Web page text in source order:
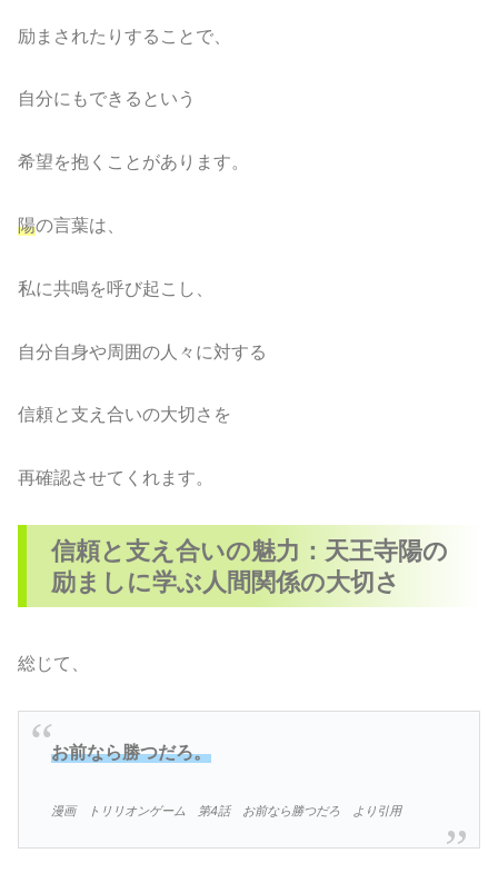
励まされたりすることで、
自分にもできるという
希望を抱くことがあります。
陽の言葉は、
私に共鳴を呼び起こし、
自分自身や周囲の人々に対する
信頼と支え合いの大切さを
再確認させてくれます。
信頼と支え合いの魅力：天王寺陽の
励ましに学ぶ人間関係の大切さ
総じて、
お前なら勝つだろ。
漫画 トリリオンゲーム 第4話 お前なら勝つだろ より引用